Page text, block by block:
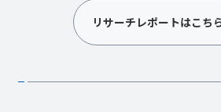
リサーチレポートはこち